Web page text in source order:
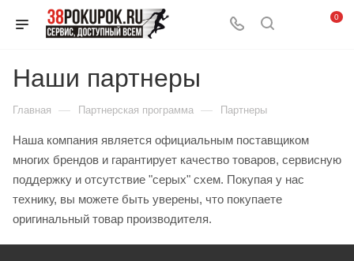
0
Наши партнеры
Главная — Партнерская программа — Партнеры
Наша компания является официальным поставщиком
многих брендов и гарантирует качество товаров, сервисную
поддержку и отсутствие "серых" схем. Покупая у нас
технику, вы можете быть уверены, что покупаете
оригинальный товар производителя.